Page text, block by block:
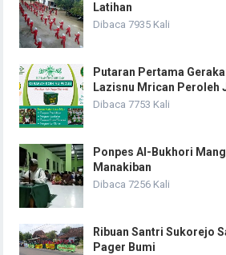
Latihan
Dibaca 7935 Kali
Putaran Pertama
Lazisnu Mrican Peroleh
Dibaca 7753 Kali
Ponpes Al-Bukhori
Manakiban
Dibaca 7256 Kali
Ribuan Santri Sukorejo
Pager Bumi